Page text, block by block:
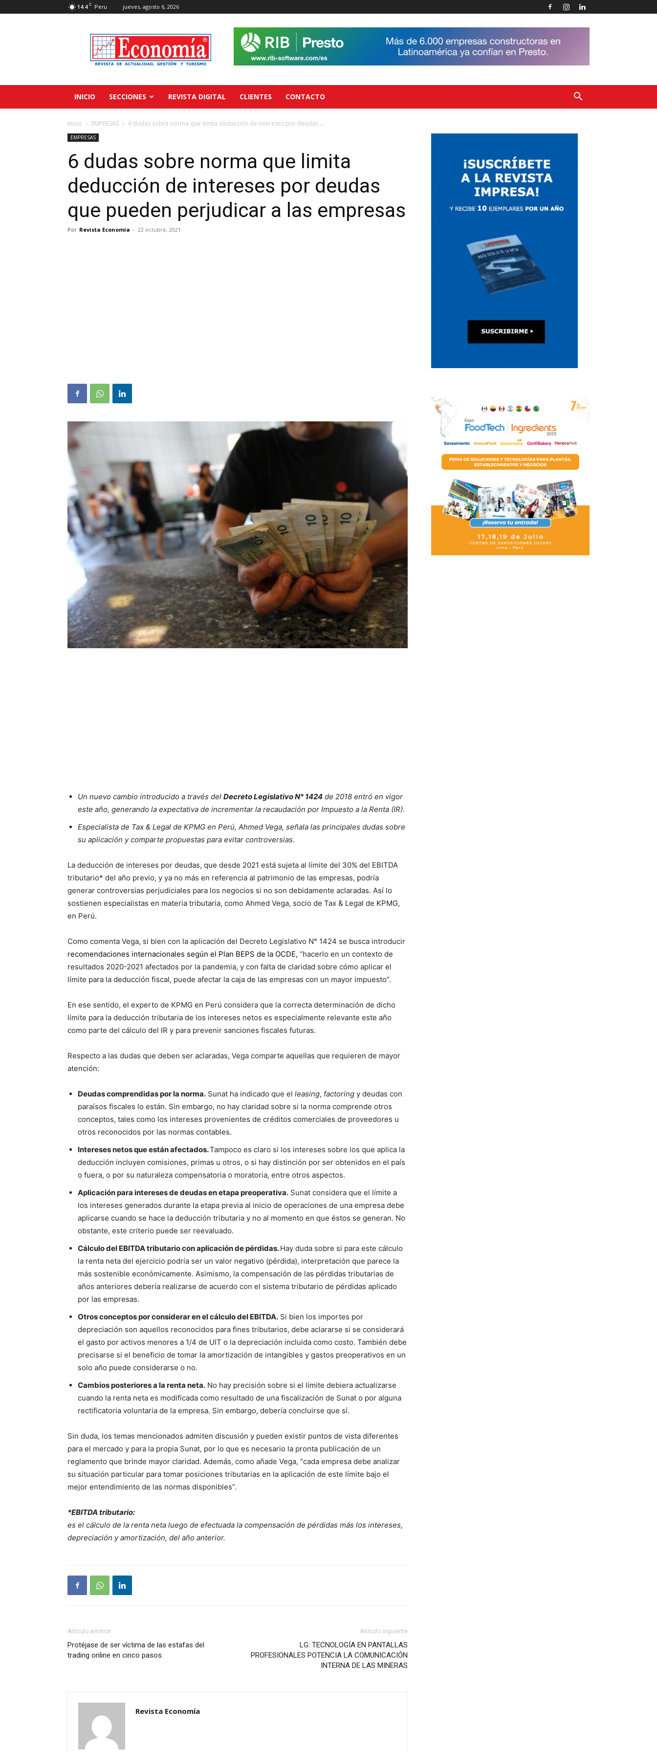
14.4 C Peru jueves, agosto 6, 2026
Revista
Economía
INICIO SECCIONES REVISTA DIGITAL CLIENTES CONTACTO
Inicio EMPRESAS 6 dudas sobre norma que limita deducción de intereses por deudas ...
EMPRESAS
6 dudas sobre norma que limita
deducción de intereses por deudas
que pueden perjudicar a las empresas
Por Revista Economía - 22 octubre, 2021
Un nuevo cambio introducido a través del Decreto Legislativo N° 1424 de 2018 entró en vigor
este año, generando la expectativa de incrementar la recaudación por Impuesto a la Renta (IR).
Especialista de Tax & Legal de KPMG en Perú, Ahmed Vega, señala las principales dudas sobre
su aplicación y comparte propuestas para evitar controversias.
La deducción de intereses por deudas, que desde 2021 está sujeta al límite del 30% del EBITDA
tributario* del año previo, y ya no más en referencia al patrimonio de las empresas, podría
generar controversias perjudiciales para los negocios si no son debidamente aclaradas. Así lo
sostienen especialistas en materia tributaria, como Ahmed Vega, socio de Tax & Legal de KPMG,
en Perú.
Como comenta Vega, si bien con la aplicación del Decreto Legislativo N° 1424 se busca introducir
recomendaciones internacionales según el Plan BEPS de la OCDE, “hacerlo en un contexto de
resultados 2020-2021 afectados por la pandemia, y con falta de claridad sobre cómo aplicar el
límite para la deducción fiscal, puede afectar la caja de las empresas con un mayor impuesto”.
En ese sentido, el experto de KPMG en Perú considera que la correcta determinación de dicho
límite para la deducción tributaria de los intereses netos es especialmente relevante este año
como parte del cálculo del IR y para prevenir sanciones fiscales futuras.
Respecto a las dudas que deben ser aclaradas, Vega comparte aquellas que requieren de mayor
atención:
Deudas comprendidas por la norma. Sunat ha indicado que el leasing, factoring y deudas con
paraísos fiscales lo están. Sin embargo, no hay claridad sobre si la norma comprende otros
conceptos, tales como los intereses provenientes de créditos comerciales de proveedores u
otros reconocidos por las normas contables.
Intereses netos que están afectados.Tampoco es claro si los intereses sobre los que aplica la
deducción incluyen comisiones, primas u otros, o si hay distinción por ser obtenidos en el país
o fuera, o por su naturaleza compensatoria o moratoria, entre otros aspectos.
Aplicación para intereses de deudas en etapa preoperativa. Sunat considera que el límite a
los intereses generados durante la etapa previa al inicio de operaciones de una empresa debe
aplicarse cuando se hace la deducción tributaria y no al momento en que éstos se generan. No
obstante, este criterio puede ser reevaluado.
Cálculo del EBITDA tributario con aplicación de pérdidas.Hay duda sobre si para este cálculo
la renta neta del ejercicio podría ser un valor negativo (pérdida), interpretación que parece la
más sostenible económicamente. Asimismo, la compensación de las pérdidas tributarias de
años anteriores debería realizarse de acuerdo con el sistema tributario de pérdidas aplicado
por las empresas.
Otros conceptos por considerar en el cálculo del EBITDA. Si bien los importes por
depreciación son aquellos reconocidos para fines tributarios, debe aclararse si se considerará
el gasto por activos menores a 1/4 de UIT o la depreciación incluida como costo. También debe
precisarse si el beneficio de tomar la amortización de intangibles y gastos preoperativos en un
solo año puede considerarse o no.
Cambios posteriores a la renta neta. No hay precisión sobre si el límite debiera actualizarse
cuando la renta neta es modificada como resultado de una fiscalización de Sunat o por alguna
rectificatoria voluntaria de la empresa. Sin embargo, debería concluirse que sí.
Sin duda, los temas mencionados admiten discusión y pueden existir puntos de vista diferentes
para el mercado y para la propia Sunat, por lo que es necesario la pronta publicación de un
reglamento que brinde mayor claridad. Además, como añade Vega, “cada empresa debe analizar
su situación particular para tomar posiciones tributarias en la aplicación de este límite bajo el
mejor entendimiento de las normas disponibles”.
*EBITDA tributario:
es el cálculo de la renta neta luego de efectuada la compensación de pérdidas más los intereses,
depreciación y amortización, del año anterior.
Artículo anterior
Protéjase de ser víctima de las estafas del
trading online en cinco pasos.
Artículo siguiente
LG: TECNOLOGÍA EN PANTALLAS
PROFESIONALES POTENCIA LA COMUNICACIÓN
INTERNA DE LAS MINERAS
Revista Economía